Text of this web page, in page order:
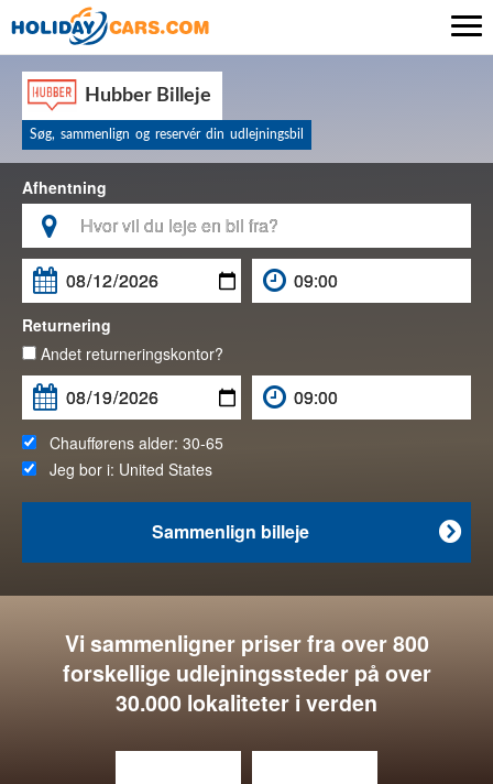
Hubber Billeje
Søg, sammenlign og reservér din udlejningsbil
Afhentning


Returnering
Andet returneringskontor?
Chaufførens alder: 30-65
Jeg bor i: United States

Sammenlign billeje
Vi sammenligner priser fra over 800
forskellige udlejningssteder på over
30.000 lokaliteter i verden